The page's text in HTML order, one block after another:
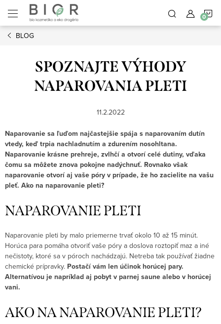
obsah
BLOG
SPOZNAJTE VÝHODY
NAPAROVANIA PLETI
11.2.2022
Naparovanie sa ľuďom najčastejšie spája s naparovaním dutín
vtedy, keď trpia nachladnutím a zdurením nosohltana.
Naparovanie krásne prehreje, zvlhčí a otvorí celé dutiny, vďaka
čomu sa môžete znova pokojne nadýchnuť. Rovnako však
naparovanie otvorí aj vaše póry v prípade, že ho zacielite na vašu
pleť. Ako na naparovanie pleti?
NAPAROVANIE PLETI
Naparovanie pleti by malo priemerne trvať okolo 10 až 15 minút.
Horúca para pomáha otvoriť vaše póry a doslova roztopiť maz a iné
nečistoty, ktoré sa v póroch nachádzajú. Netreba tak používať žiadne
chemické prípravky. Postačí vám len účinok horúcej pary.
Alternatívou je napríklad aj pobyt v parnej saune alebo v horúcej
vani.
AKO NA NAPAROVANIE PLETI?